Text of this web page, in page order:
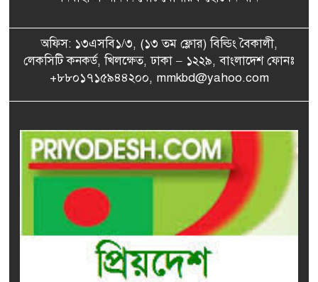
৭
মেসির রেকর্ড গোলের ম্যাচে
মিয়ামির বড় জয়
ব্যবসায়ী গোষ্ঠী’
কারাগারে নেওয়ার পথে
তানভীরের সঙ্গে আদালত চত্বরে
টানাটানি করলে জুলাই আমাদের
কারও থাকবে না: স্বরাষ্ট্রমন্ত্রী
অফিস: ১৩এসবি১/৩, (১৩ তম ফ্লোর) বিল্ডিং বৈকালী,
লেকসিটি কনকর্ড, খিলক্ষেত, ঢাকা – ১২২৯, বাংলাদেশ ফোনঃ
+৮৮০১৭১৫৯৪৪২০০, mmkbd@yahoo.com